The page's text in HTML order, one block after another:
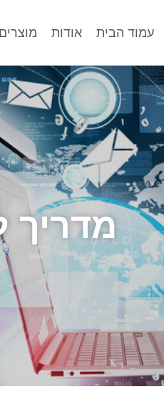
עמוד הבית אודות מוצרים
מדריך